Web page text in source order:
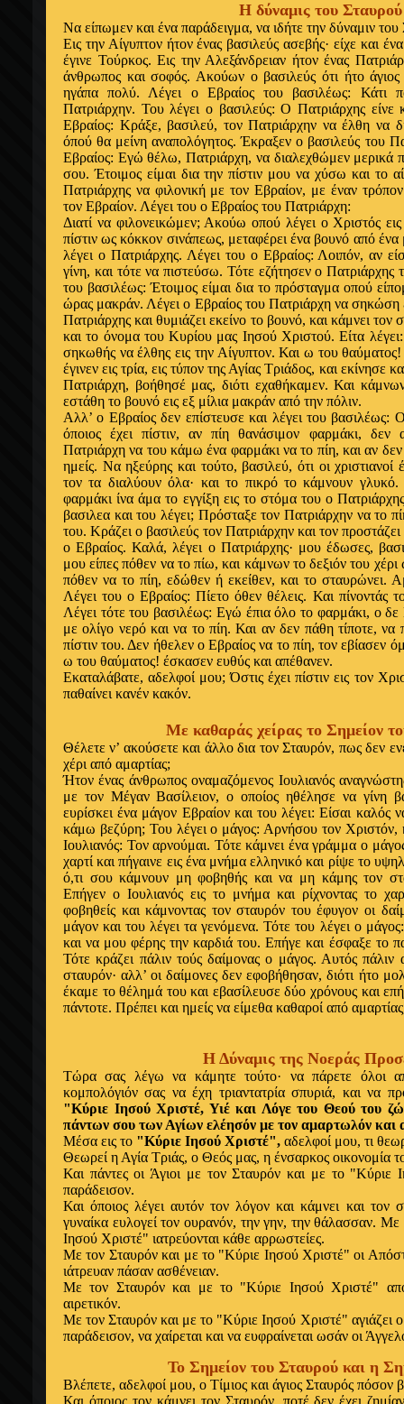
Η δύναμις του Σταυρού
Να είπωμεν και ένα παράδειγμα, να ιδήτε την δύναμιν
Εις την Αίγυπτον ήτον ένας βασιλεύς ασεβής· είχε και
έγινε Τούρκος. Εις την Αλεξάνδρειαν ήτον ένας
άνθρωπος και σοφός. Ακούων ο βασιλεύς ότι ήτο
ηγάπα πολύ. Λέγει ο Εβραίος του βασιλέως: Κάτι
Πατριάρχην. Του λέγει ο βασιλεύς: Ο Πατριάρχης
Εβραίος: Κράξε, βασιλεύ, τον Πατριάρχην να έλθη να
όπού θα μείνη αναπολόγητος. Έκραξεν ο βασιλεύς του
Εβραίος: Εγώ θέλω, Πατριάρχη, να διαλεχθώμεν μερικά
σου. Έτοιμος είμαι δια την πίστιν μου να χύσω και το
Πατριάρχης να φιλονική με τον Εβραίον, με έναν τρόπον
τον Εβραίον. Λέγει του ο Εβραίος του Πατριάρχη:
Διατί να φιλονεικώμεν; Ακούω οπού λέγει ο Χριστός εις
πίστιν ως κόκκον σινάπεως, μεταφέρει ένα βουνό από
λέγει ο Πατριάρχης. Λέγει του ο Εβραίος: Λοιπόν, αν
γίνη, και τότε να πιστεύσω. Τότε εζήτησεν ο Πατριάρχης
του βασιλέως: Έτοιμος είμαι δια το πρόσταγμα οπού
ώρας μακράν. Λέγει ο Εβραίος του Πατριάρχη να σηκώση
Πατριάρχης και θυμιάζει εκείνο το βουνό, και κάμνει τον
και το όνομα του Κυρίου μας Ιησού Χριστού. Είτα
σηκωθής να έλθης εις την Αίγυπτον. Και ω του
έγινεν εις τρία, εις τύπον της Αγίας Τριάδος, και εκίνησε
Πατριάρχη, βοήθησέ μας, διότι εχαθήκαμεν. Και
εστάθη το βουνό εις εξ μίλια μακράν από την πόλιν.
Αλλ’ ο Εβραίος δεν επίστευσε και λέγει του βασιλέως:
όποιος έχει πίστιν, αν πίη θανάσιμον φαρμάκι, δεν
Πατριάρχη να του κάμω ένα φαρμάκι να το πίη, και αν
ημείς. Να ηξεύρης και τούτο, βασιλεύ, ότι οι χριστιανοί
τον τα διαλύουν όλα· και το πικρό το κάμνουν
φαρμάκι ίνα άμα το εγγίξη εις το στόμα του ο
βασιλεα και του λέγει; Πρόσταξε τον Πατριάρχην να το
του. Κράζει ο βασιλεύς τον Πατριάρχην και τον
ο Εβραίος. Καλά, λέγει ο Πατριάρχης· μου έδωσες,
μου είπες πόθεν να το πίω, και κάμνων το δεξιόν του
πόθεν να το πίη, εδώθεν ή εκείθεν, και το σταυρώνει.
Λέγει του ο Εβραίος: Πίετο όθεν θέλεις. Και πίνοντάς
Λέγει τότε του βασιλέως: Εγώ έπια όλο το φαρμάκι, ο δε
με ολίγο νερό και να το πίη. Και αν δεν πάθη τίποτε, να
πίστιν του. Δεν ήθελεν ο Εβραίος να το πίη, τον εβίασεν
ω του θαύματος! έσκασεν ευθύς και απέθανεν.
Εκαταλάβατε, αδελφοί μου; Όστις έχει πίστιν εις τον
παθαίνει κανέν κακόν.
Με καθαράς χείρας το Σημείον
Θέλετε ν’ ακούσετε και άλλο δια τον Σταυρόν, πως δεν
χέρι από αμαρτίας;
Ήτον ένας άνθρωπος οναμαζόμενος Ιουλιανός
με τον Μέγαν Βασίλειον, ο οποίος ηθέλησε να γίνη
ευρίσκει ένα μάγον Εβραίον και του λέγει: Είσαι καλός
κάμω βεζύρη; Του λέγει ο μάγος: Αρνήσου τον
Ιουλιανός: Τον αρνούμαι. Τότε κάμνει ένα γράμμα ο
χαρτί και πήγαινε εις ένα μνήμα ελληνικό και ρίψε το
ό,τι σου κάμνουν μη φοβηθής και να μη κάμης τον
Επήγεν ο Ιουλιανός εις το μνήμα και ρίχνοντας το
φοβηθείς και κάμνοντας τον σταυρόν του έφυγον οι
μάγον και του λέγει τα γενόμενα. Τότε του λέγει ο
και να μου φέρης την καρδιά του. Επήγε και έσφαξε το
Τότε κράζει πάλιν τούς δαίμονας ο μάγος. Αυτός
σταυρόν· αλλ’ οι δαίμονες δεν εφοβήθησαν, διότι ήτο
έκαμε το θέλημά του και εβασίλευσε δύο χρόνους και
πάντοτε. Πρέπει και ημείς να είμεθα καθαροί από
Η Δύναμις της Νοεράς
Τώρα σας λέγω να κάμητε τούτο· να πάρετε όλοι
κομπολόγιόν σας να έχη τριαντατρία σπυριά, και να
"Κύριε Ιησού Χριστέ, Υιέ και Λόγε του Θεού του
πάντων σου των Αγίων ελέησόν με τον αμαρτωλόν και
Μέσα εις το "Κύριε Ιησού Χριστέ", αδελφοί μου, τι
Θεωρεί η Αγία Τριάς, ο Θεός μας, η ένσαρκος οικονομία
Και πάντες οι Άγιοι με τον Σταυρόν και με το "Κύριε
παράδεισον.
Και όποιος λέγει αυτόν τον λόγον και κάμνει και τον
γυναίκα ευλογεί τον ουρανόν, την γην, την θάλασσαν.
Ιησού Χριστέ" ιατρεύονται κάθε αρρωστείες.
Με τον Σταυρόν και με το "Κύριε Ιησού Χριστέ" οι
ιάτρευαν πάσαν ασθένειαν.
Με τον Σταυρόν και με το "Κύριε Ιησού Χριστέ"
αιρετικόν.
Με τον Σταυρόν και με το "Κύριε Ιησού Χριστέ" αγιάζει
παράδεισον, να χαίρεται και να ευφραίνεται ωσάν οι
Το Σημείον του Σταυρού και η
Βλέπετε, αδελφοί μου, ο Τίμιος και άγιος Σταυρός πόσον
Και όποιος τον κάμνει τον Σταυρόν, ποτέ δεν έχει